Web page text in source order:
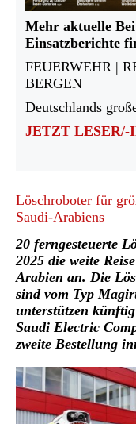
Mehr aktuelle
Einsatzberichte
FEUERWEHR |
BERGEN
Deutschlands
JETZT LESER/-
Löschroboter für
Saudi-Arabiens
20 ferngesteuerte
2025 die weite
Arabien an. Die
sind vom Typ
unterstützen
Saudi Electric
zweite Bestellung